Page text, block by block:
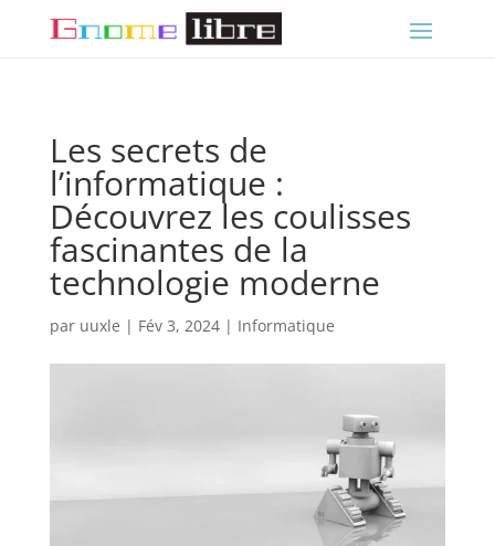
Les secrets de
l’informatique :
Découvrez les coulisses
fascinantes de la
technologie moderne
par uuxle | Fév 3, 2024| Informatique